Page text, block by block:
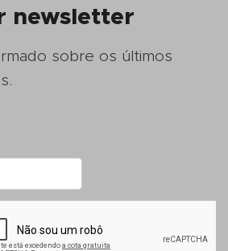
newsletter
sobre os últimos